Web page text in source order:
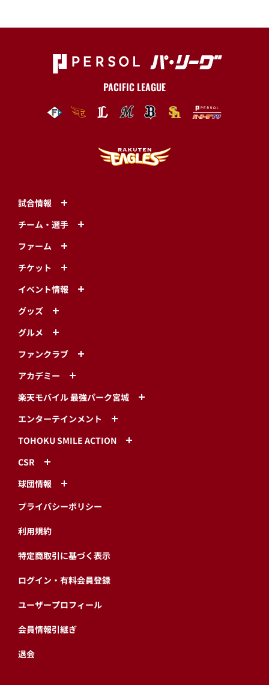
PACIFIC LEAGUE
試合情報
チーム・選手
ファーム
チケット
イベント情報
グッズ
グルメ
ファンクラブ
アカデミー
楽天モバイル 最強パーク宮城
エンターテインメント
TOHOKU SMILE ACTION
CSR
球団情報
プライバシーポリシー
利用規約
特定商取引に基づく表示
ログイン・有料会員登録
ユーザープロフィール
会員情報引継ぎ
退会